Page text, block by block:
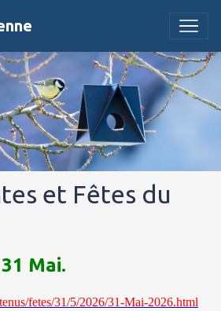
et Fêtes du
Mai.
fetes/31/5/2026/31-Mai-2026.html